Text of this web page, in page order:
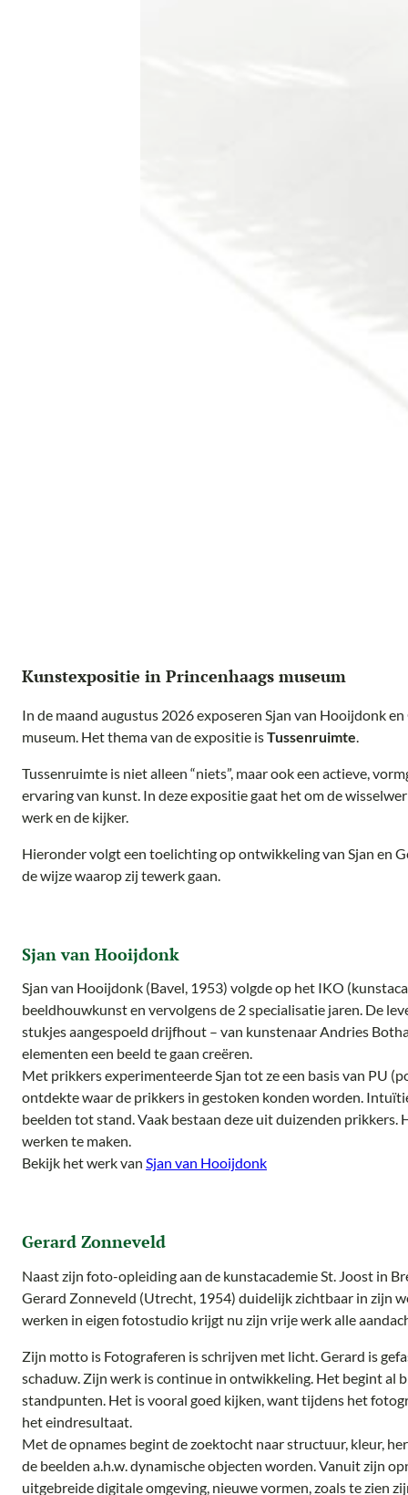
Kunstexpositie in Princenhaags museum
In de maand augustus 2026 exposeren Sjan van Hooijdonk
museum. Het thema van de expositie isTussenruimte
Tussenruimte is niet alleen “niets”, maar ook een actieve,
ervaring van kunst. In deze expositie gaat het om de
werk en de kijker.
Hieronder volgt een toelichting op ontwikkeling van Sjan en
de wijze waarop zij tewerk gaan.
Sjan van Hooijdonk
Sjan van Hooijdonk (Bavel, 1953) volgde op het IKO
beeldhouwkunst en vervolgens de 2 specialisatie jaren. De
stukjes aangespoeld drijfhout – van kunstenaar Andries
elementen een beeld te gaan creëren.
Met prikkers experimenteerde Sjan tot ze een basis van PU
ontdekte waar de prikkers in gestoken konden worden.
beelden tot stand. Vaak bestaan deze uit duizenden prikkers.
werken te maken.
Bekijk het werk van Sjan van Hooijdonk
Gerard Zonneveld
Naast zijn foto-opleiding aan de kunstacademie St. Joost in
Gerard Zonneveld (Utrecht, 1954) duidelijk zichtbaar in zijn
werken in eigen fotostudio krijgt nu zijn vrije werk alle
Zijn motto is Fotograferen is schrijven met licht. Gerard is
schaduw. Zijn werk is continue in ontwikkeling. Het begint al
standpunten. Het is vooral goed kijken, want tijdens het
het eindresultaat.
Met de opnames begint de zoektocht naar structuur, kleur,
de beelden a.h.w. dynamische objecten worden. Vanuit zijn
uitgebreide digitale omgeving, nieuwe vormen, zoals te zien